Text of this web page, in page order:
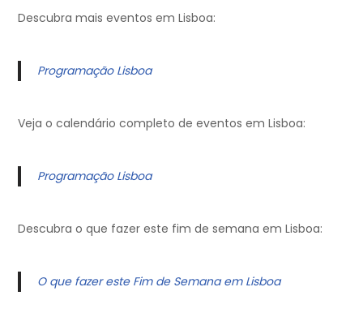
Descubra mais eventos em Lisboa:
Programação Lisboa
Veja o calendário completo de eventos em Lisboa:
Programação Lisboa
Descubra o que fazer este fim de semana em Lisboa:
O que fazer este Fim de Semana em Lisboa